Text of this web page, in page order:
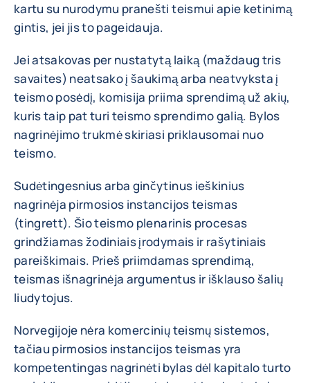
kartu su nurodymu pranešti teismui apie ketinimą
gintis, jei jis to pageidauja.
Jei atsakovas per nustatytą laiką (maždaug tris
savaites) neatsako į šaukimą arba neatvyksta į
teismo posėdį, komisija priima sprendimą už akių,
kuris taip pat turi teismo sprendimo galią. Bylos
nagrinėjimo trukmė skiriasi priklausomai nuo
teismo.
Sudėtingesnius arba ginčytinus ieškinius
nagrinėja pirmosios instancijos teismas
(tingrett). Šio teismo plenarinis procesas
grindžiamas žodiniais įrodymais ir rašytiniais
pareiškimais. Prieš priimdamas sprendimą,
teismas išnagrinėja argumentus ir išklauso šalių
liudytojus.
Norvegijoje nėra komercinių teismų sistemos,
tačiau pirmosios instancijos teismas yra
kompetentingas nagrinėti bylas dėl kapitalo turto